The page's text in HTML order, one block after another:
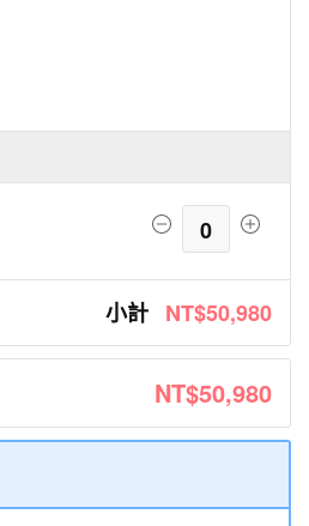
0
小計 NT$50,980
NT$50,980